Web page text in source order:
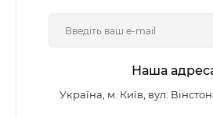
Наша
Україна, м. Київ, вул.